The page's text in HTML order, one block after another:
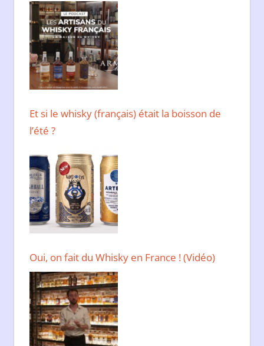
Et si le whisky (français) était la boisson de
l’été ?
Oui, on fait du Whisky en France ! (Vidéo)